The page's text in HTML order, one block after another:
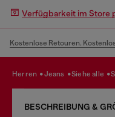
Verfügbarkeit im Store
Kostenlose Retouren.
herren jeans siehe alle
BESCHREIBUNG &